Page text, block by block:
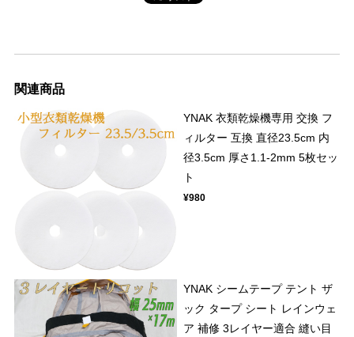
関連商品
YNAK 衣類乾燥機専用 交換 フ
ィルター 互換 直径23.5cm 内
径3.5cm 厚さ1.1-2mm 5枚セッ
ト
¥980
YNAK シームテープ テント ザ
ック タープ シート レインウェ
ア 補修 3レイヤー適合 縫い目